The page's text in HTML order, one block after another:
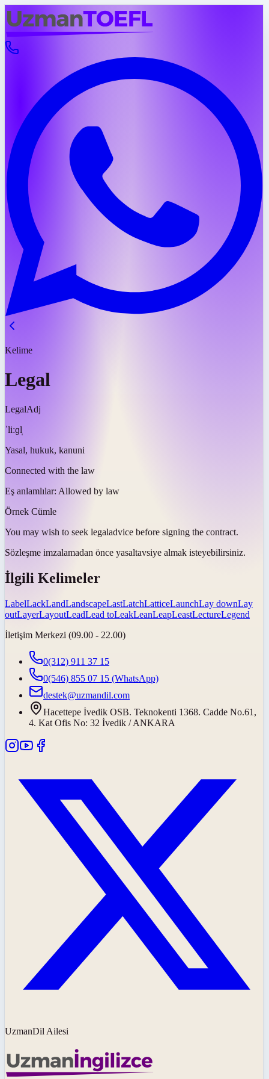
Kelime
Legal
LegalAdj
ˈliːɡl̩
Yasal, hukuk, kanuni
Connected with the law
Eş anlamlılar: Allowed by law
Örnek Cümle
You may wish to seek legaladvice before signing the contract.
Sözleşme imzalamadan önce yasaltavsiye almak isteyebilirsiniz.
İlgili Kelimeler
LabelLackLandLandscapeLastLatchLatticeLaunchLay downLay
outLayerLayoutLeadLead toLeakLeanLeapLeastLectureLegend
İletişim Merkezi (09.00 - 22.00)
0(312) 911 37 15
0(546) 855 07 15 (WhatsApp)
destek@uzmandil.com
Hacettepe İvedik OSB. Teknokenti 1368. Cadde No.61,
4. Kat Ofis No: 32 İvedik / ANKARA
UzmanDil Ailesi